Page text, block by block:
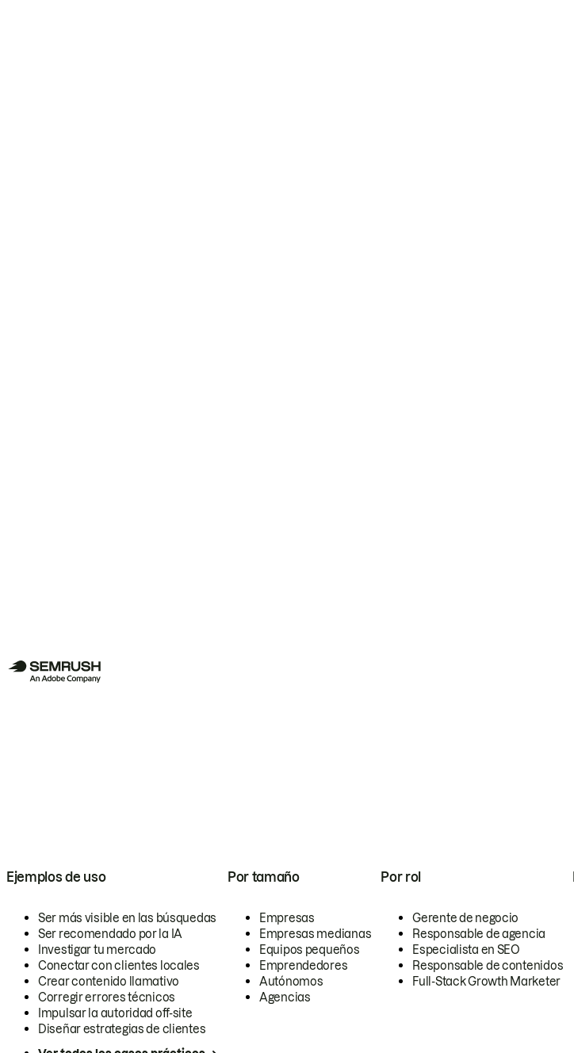
Ejemplos de uso
Ser más visible en las búsquedas
Ser recomendado por la IA
Investigar tu mercado
Conectar con clientes locales
Crear contenido llamativo
Corregir errores técnicos
Impulsar la autoridad off-site
Diseñar estrategias de clientes
Por tamaño
Empresas
Empresas medianas
Equipos pequeños
Emprendedores
Autónomos
Agencias
Por rol
Gerente de negocio
Responsable de agencia
Especialista en SEO
Responsable de contenidos
Full-Stack Growth Marketer